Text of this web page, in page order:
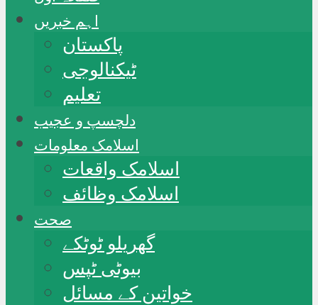
اہم خبریں
پاکستان
ٹیکنالوجی
تعلیم
دلچسپ و عجیب
اسلامک معلومات
اسلامک واقعات
اسلامک وظائف
صحت
گھریلو ٹوٹکے
بیوٹی ٹپس
خواتین کے مسائل